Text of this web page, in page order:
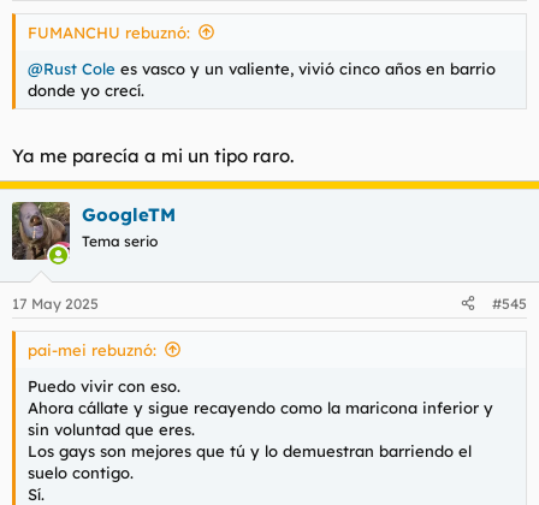
FUMANCHU rebuznó:
@Rust Cole es vasco y un valiente, vivió cinco años en barrio
donde yo crecí.
Ya me parecía a mi un tipo raro.
GoogleTM
Tema serio
17 May 2025 #545
pai-mei rebuznó:
Puedo vivir con eso.
Ahora cállate y sigue recayendo como la maricona inferior y
sin voluntad que eres.
Los gays son mejores que tú y lo demuestran barriendo el
suelo contigo.
Sí.